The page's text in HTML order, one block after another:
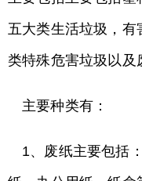
五大类生活垃圾，有
类特殊危害垃圾以及
主要种类有：
1、废纸主要包括